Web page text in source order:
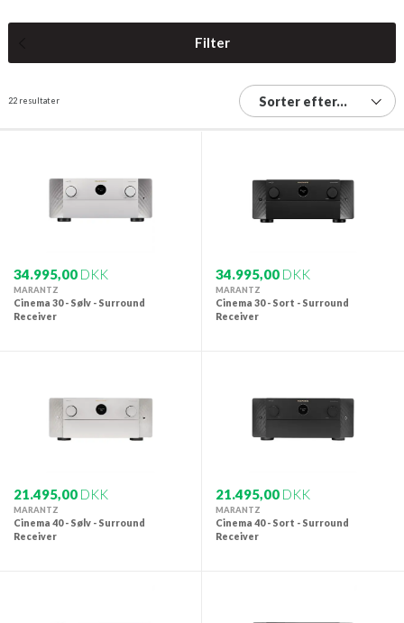
Filter
Sorter efter...
22 resultater
34.995,00 DKK
MARANTZ
Cinema 30 - Sølv - Surround
Receiver
34.995,00 DKK
MARANTZ
Cinema 30 - Sort - Surround
Receiver
21.495,00 DKK
MARANTZ
Cinema 40 - Sølv - Surround
Receiver
21.495,00 DKK
MARANTZ
Cinema 40 - Sort - Surround
Receiver